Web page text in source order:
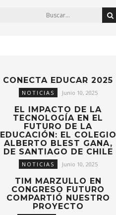
CONECTA EDUCAR 2025
NOTICIAS Junio 10, 2025
EL IMPACTO DE LA
TECNOLOGÍA EN EL
FUTURO DE LA
EDUCACIÓN: EL COLEGIO
ALBERTO BLEST GANA,
DE SANTIAGO DE CHILE
NOTICIAS Junio 10, 2025
TIM MARZULLO EN
CONGRESO FUTURO
COMPARTIÓ NUESTRO
PROYECTO